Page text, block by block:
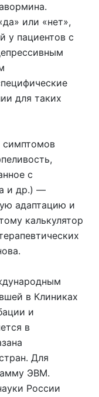
или «нет»,
у пациентов с
для таких
симптомов
с
и др.) —
адаптацию и
калькулятор
в Клиниках
и
в
Для
ЭВМ.
России